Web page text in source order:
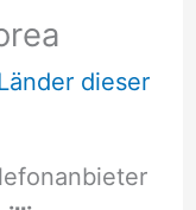
dieser